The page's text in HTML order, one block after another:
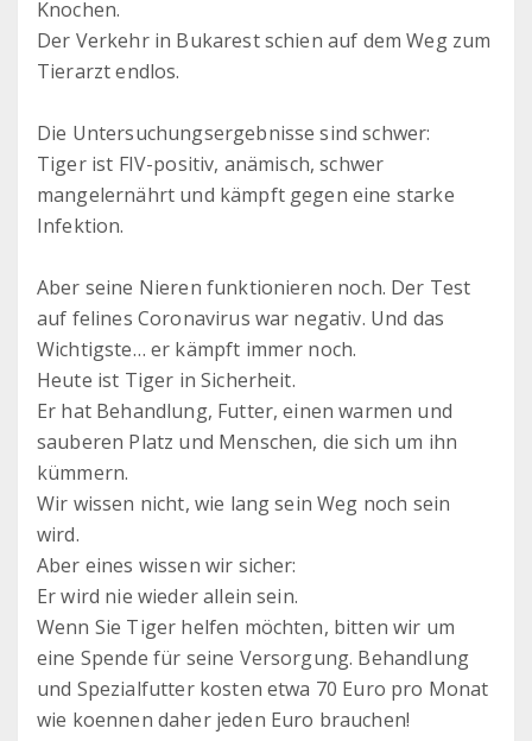
Knochen.
Der Verkehr in Bukarest schien auf dem Weg zum
Tierarzt endlos.
Die Untersuchungsergebnisse sind schwer:
Tiger ist FIV-positiv, anämisch, schwer
mangelernährt und kämpft gegen eine starke
Infektion.
Aber seine Nieren funktionieren noch. Der Test
auf felines Coronavirus war negativ. Und das
Wichtigste… er kämpft immer noch.
Heute ist Tiger in Sicherheit.
Er hat Behandlung, Futter, einen warmen und
sauberen Platz und Menschen, die sich um ihn
kümmern.
Wir wissen nicht, wie lang sein Weg noch sein
wird.
Aber eines wissen wir sicher:
Er wird nie wieder allein sein.
Wenn Sie Tiger helfen möchten, bitten wir um
eine Spende für seine Versorgung. Behandlung
und Spezialfutter kosten etwa 70 Euro pro Monat
wie koennen daher jeden Euro brauchen!